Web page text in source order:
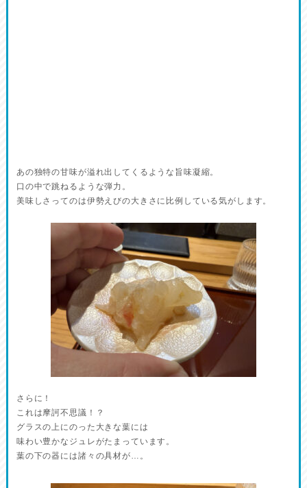
あの独特の甘味が溢れ出してくるような旨味凝縮。
口の中で跳ねるような弾力。
美味しさってのは伊勢えびの大きさに比例している気がします。
さらに！
これは摩訶不思議！？
グラスの上にのった大きな葉には
味わい豊かなジュレがたまっています。
葉の下の器には諸々の具材が…。